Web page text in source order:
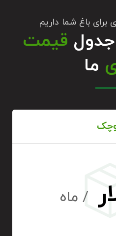
برای باغ شما داریم
قیمت
ما
/ ماه